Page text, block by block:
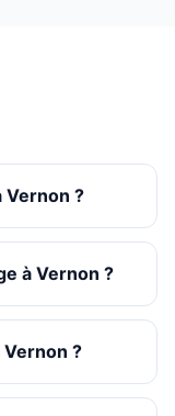
Vernon ?
à Vernon ?
?